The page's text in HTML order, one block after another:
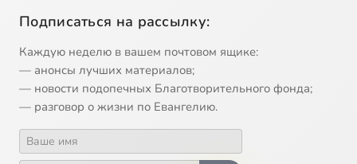
Подписаться на рассылку:
Каждую неделю в вашем почтовом ящике:
— анонсы лучших материалов;
— новости подопечных Благотворительного фонда;
— разговор о жизни по Евангелию.